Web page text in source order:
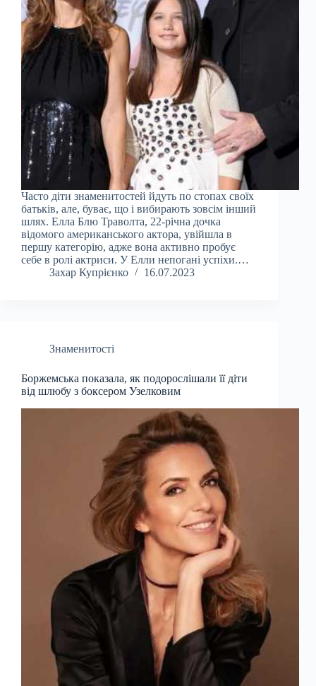
Часто діти знаменитостей йдуть по стопах своїх
батьків, але, буває, що і вибирають зовсім інший
шлях. Елла Блю Траволта, 22-річна дочка
відомого американського актора, увійшла в
першу категорію, адже вона активно пробує
себе в ролі актриси. У Елли непогані успіхи.…
Захар Купрієнко
16.07.2023
Знаменитості
Боржемська показала, як подорослішали її діти
від шлюбу з боксером Узелковим